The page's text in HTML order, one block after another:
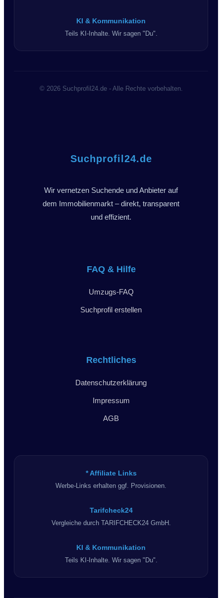
KI & Kommunikation
Teils KI-Inhalte. Wir sagen "Du".
© 2026 Suchprofil24.de - Alle Rechte vorbehalten.
Suchprofil24.de
Wir vernetzen Suchende und Anbieter auf
dem Immobilienmarkt – direkt, transparent
und effizient.
FAQ & Hilfe
Umzugs-FAQ
Suchprofil erstellen
Rechtliches
Datenschutzerklärung
Impressum
AGB
* Affiliate Links
Werbe-Links erhalten ggf. Provisionen.
Tarifcheck24
Vergleiche durch TARIFCHECK24 GmbH.
KI & Kommunikation
Teils KI-Inhalte. Wir sagen "Du".